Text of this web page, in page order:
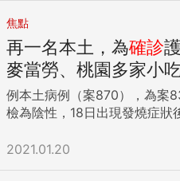
焦點
再一名本土，為確診
麥當勞、桃園多家小
例本土病例（案870），為案
檢為陰性，18日出現發燒症狀
2021.01.20